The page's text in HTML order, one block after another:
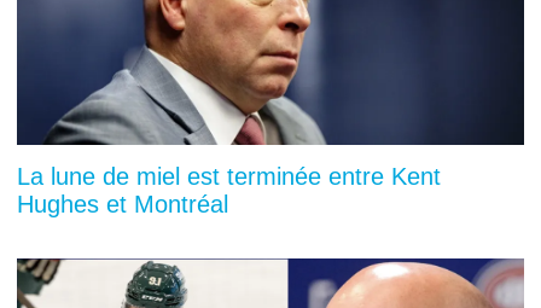
La lune de miel est terminée entre Kent
Hughes et Montréal